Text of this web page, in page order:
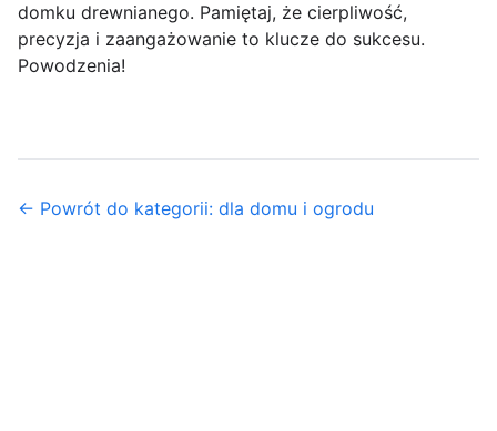
domku drewnianego. Pamiętaj, że cierpliwość,
precyzja i zaangażowanie to klucze do sukcesu.
Powodzenia!
← Powrót do kategorii: dla domu i ogrodu